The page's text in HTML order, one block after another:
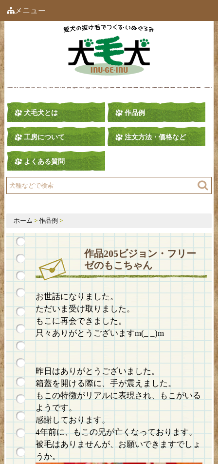
メニュー
犬毛犬とは 作品例
工房について 注文方法・価格など
よくある質問
ホーム > 作品例 >
作品205ビジョン・フリー
ゼのもこちゃん
お世話になりました。
ただいま受け取りました。
もこに再会できました。
只々ありがとうございますm(_ _)m
昨日はありがとうございました。
箱蓋を開ける際に、手が震えました。
もこの特徴がリアルに表現され、もこがいる
ようです。
感謝しております。
4年前に、もこの兄が亡くなっております。
被毛はありませんが、お願いできますでしょ
うか。